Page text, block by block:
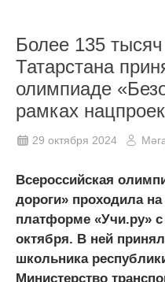
Более 135
Татарстана
олимпиаде
рамках
29 октября 2024
Всероссийская
дороги» проходила
платформе «Учи.ру» с
октября. В ней
школьника
Министерство